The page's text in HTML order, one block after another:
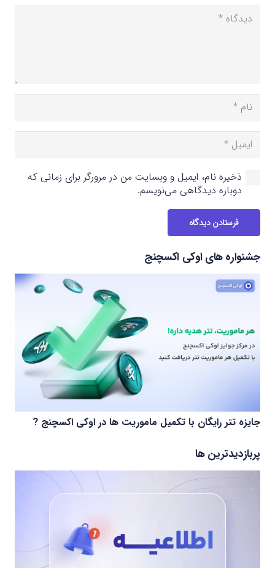
ذخیره نام، ایمیل و وبسایت من در مرورگر برای زمانی که
دوباره دیدگاهی می‌نویسم.
فرستادن دیدگاه
جشنواره های اوکی اکسچنج
جایزه تتر رایگان با تکمیل ماموریت ها در اوکی اکسچنج ?
پربازدیدترین ها